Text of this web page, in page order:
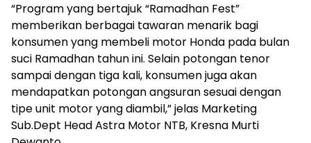
“Program yang bertajuk “Ramadhan Fest”
memberikan berbagai tawaran menarik bagi
konsumen yang membeli motor Honda pada bulan
suci Ramadhan tahun ini. Selain potongan tenor
sampai dengan tiga kali, konsumen juga akan
mendapatkan potongan angsuran sesuai dengan
tipe unit motor yang diambil,” jelas Marketing
Sub.Dept Head Astra Motor NTB, Kresna Murti